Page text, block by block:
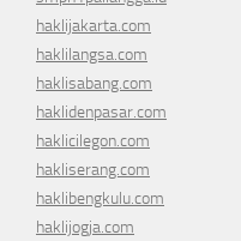
haklijakarta.com
haklilangsa.com
haklisabang.com
haklidenpasar.com
haklicilegon.com
hakliserang.com
haklibengkulu.com
haklijogja.com